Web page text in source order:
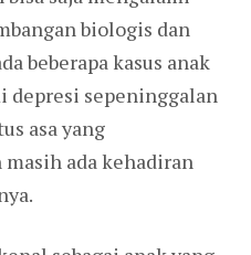
biologis dan
beberapa kasus anak
depresi sepeninggalan
asa yang
ada kehadiran